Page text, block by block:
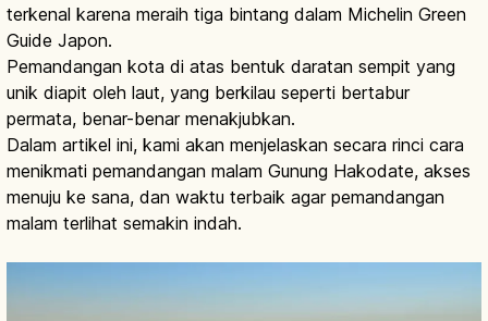
terkenal karena meraih tiga bintang dalam Michelin Green
Guide Japon.
Pemandangan kota di atas bentuk daratan sempit yang
unik diapit oleh laut, yang berkilau seperti bertabur
permata, benar-benar menakjubkan.
Dalam artikel ini, kami akan menjelaskan secara rinci cara
menikmati pemandangan malam Gunung Hakodate, akses
menuju ke sana, dan waktu terbaik agar pemandangan
malam terlihat semakin indah.